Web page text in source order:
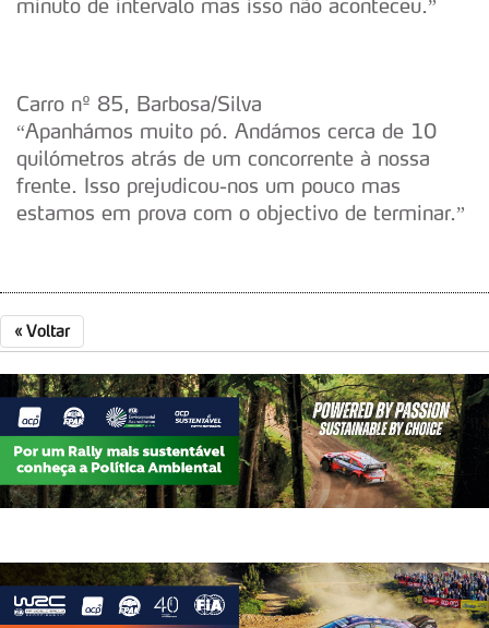
minuto de intervalo mas isso não aconteceu.”
Carro nº 85, Barbosa/Silva
“Apanhámos muito pó. Andámos cerca de 10
quilómetros atrás de um concorrente à nossa
frente. Isso prejudicou-nos um pouco mas
estamos em prova com o objectivo de terminar.”
« Voltar